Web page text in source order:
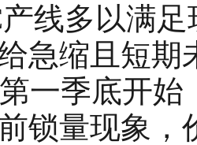
线多以满
急缩且短期
一季底开
锁量现象，